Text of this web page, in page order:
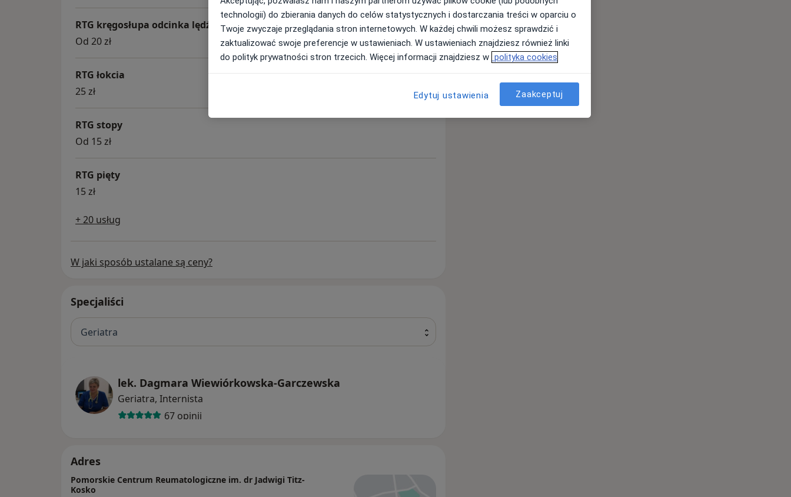
RTG kręgosłupa odcinka lędźwiowego
Od 20 zł
RTG łokcia
25 zł
RTG stopy
Od 15 zł
RTG pięty
15 zł
+ 20 usług
W jaki sposób ustalane są ceny?
Specjaliści
Geriatra
lek. Dagmara Wiewiórkowska-Garczewska
Geriatra, Internista
67 opinii
Adres
Pomorskie Centrum Reumatologiczne im. dr Jadwigi Titz-
Kosko
technologii) do zbierania danych do celów statystycznych i dostarczania treści w oparciu o
Twoje zwyczaje przeglądania stron internetowych. W każdej chwili możesz sprawdzić i
zaktualizować swoje preferencje w ustawieniach. W ustawieniach znajdziesz również linki
do polityk prywatności stron trzecich. Więcej informacji znajdziesz w polityka cookies
Edytuj ustawienia Zaakceptuj